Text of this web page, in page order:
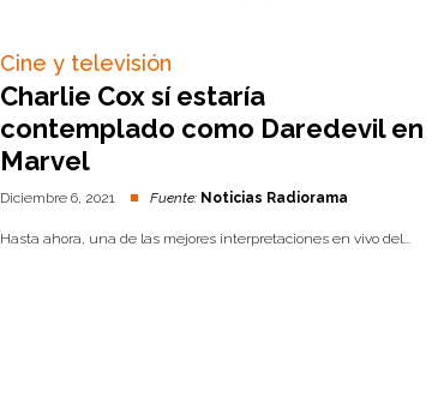
Cine y televisión
Charlie Cox sí estaría
contemplado como Daredevil en
Marvel
Diciembre 6, 2021 Fuente: Noticias Radiorama
Hasta ahora, una de las mejores interpretaciones en vivo del...